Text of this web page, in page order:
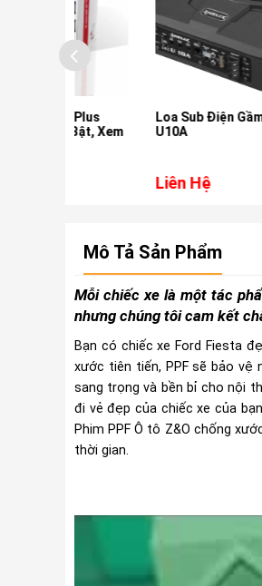
Loa Sub Điện Gầm Ghế Helix
U10A
Mô Tả Sản Phẩm
Mỗi chiếc xe là một tác
nhưng chúng tôi cam kết
Bạn có chiếc xe Ford Fiesta
xước tiên tiến, PPF sẽ bảo vệ
sang trọng và bền bỉ cho nội
đi vẻ đẹp của chiếc xe của
Phim PPF Ô tô Z&O chống
thời gian.